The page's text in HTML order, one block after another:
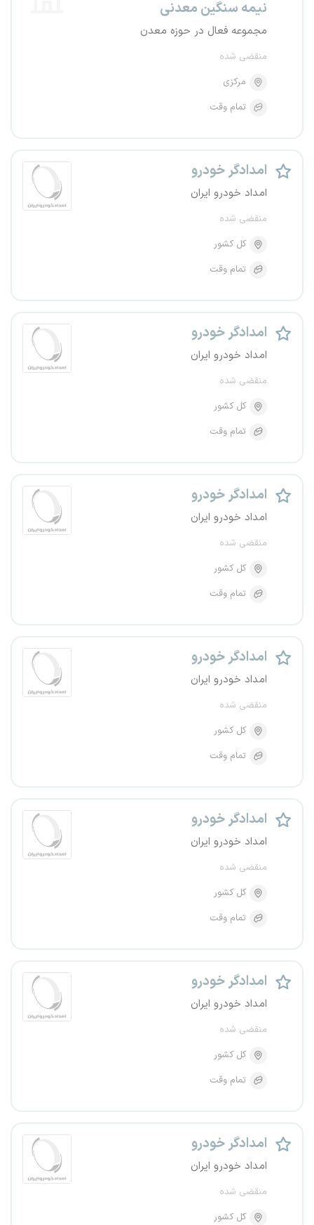
نیمه سنگین معدنی
مجموعه فعال در حوزه معدن
منقضی شده
مرکزی
تمام وقت
امدادگر خودرو
امداد خودرو ایران
منقضی شده
کل کشور
تمام وقت
امدادگر خودرو
امداد خودرو ایران
منقضی شده
کل کشور
تمام وقت
امدادگر خودرو
امداد خودرو ایران
منقضی شده
کل کشور
تمام وقت
امدادگر خودرو
امداد خودرو ایران
منقضی شده
کل کشور
تمام وقت
امدادگر خودرو
امداد خودرو ایران
منقضی شده
کل کشور
تمام وقت
امدادگر خودرو
امداد خودرو ایران
منقضی شده
کل کشور
تمام وقت
امدادگر خودرو
امداد خودرو ایران
منقضی شده
کل کشور